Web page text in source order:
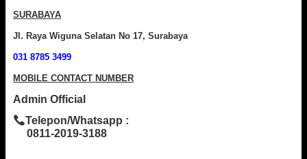
SURABAYA
Jl. Raya Wiguna Selatan No 17, Surabaya
031 8785 3499
MOBILE CONTACT NUMBER
Admin Official
Telepon/Whatsapp :
0811-2019-3188